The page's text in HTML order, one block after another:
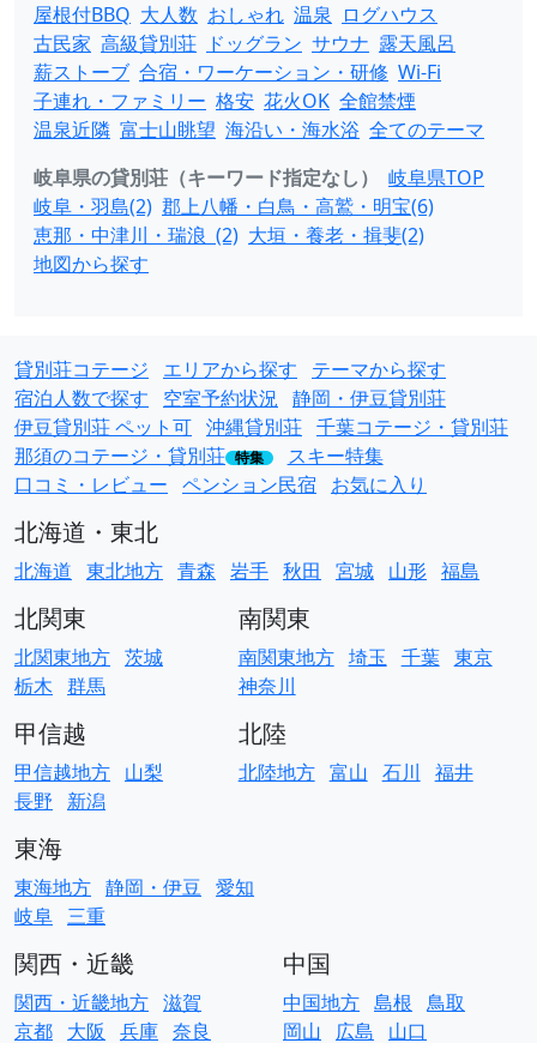
屋根付BBQ 大人数 おしゃれ 温泉 ログハウス
古民家 高級貸別荘 ドッグラン サウナ 露天風呂
薪ストーブ 合宿・ワーケーション・研修 Wi-Fi
子連れ・ファミリー 格安 花火OK 全館禁煙
温泉近隣 富士山眺望 海沿い・海水浴 全てのテーマ
岐阜県の貸別荘（キーワード指定なし）
岐阜県TOP
岐阜・羽島(2) 郡上八幡・白鳥・高鷲・明宝(6)
恵那・中津川・瑞浪 (2) 大垣・養老・揖斐(2)
地図から探す
貸別荘コテージ エリアから探す
テーマから探す
宿泊人数で探す
空室予約状況 静岡・伊豆貸別荘
伊豆貸別荘 ペット可 沖縄貸別荘 千葉コテージ・貸別荘
那須のコテージ・貸別荘 特集
スキー特集
口コミ・レビュー ペンション民宿 お気に入り
北海道・東北
北海道 東北地方 青森 岩手 秋田 宮城 山形 福島
北関東
北関東地方 茨城
栃木 群馬
南関東
南関東地方 埼玉 千葉 東京
神奈川
甲信越
甲信越地方 山梨
長野
新潟
北陸
北陸地方 富山 石川 福井
東海
東海地方 静岡・伊豆 愛知
岐阜 三重
関西・近畿
関西・近畿地方 滋賀
京都 大阪 兵庫 奈良
中国
中国地方 島根 鳥取
岡山
広島 山口